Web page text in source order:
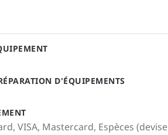
D'ÉQUIPEMENTS
VISA, Mastercard, Espèces (devise